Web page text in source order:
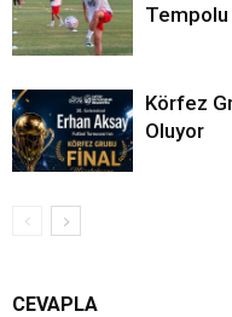
Tempolu
Körfez
Oluyor
CEVAPLA